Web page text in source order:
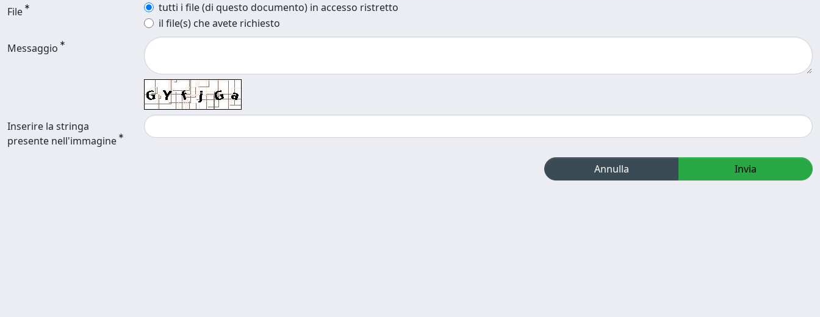
File
tutti i file (di questo documento) in accesso ristretto
il file(s) che avete richiesto
Messaggio
Inserire la stringa
presente nell'immagine
Annulla Invia